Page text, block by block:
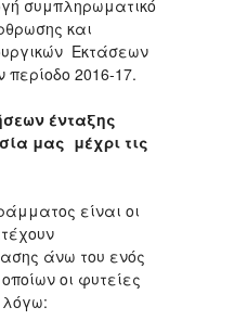
συμπληρωματικό
και
Εκτάσεων
2016-17.
ένταξης
μας μέχρι τις
είναι οι
άνω του ενός
οι φυτείες